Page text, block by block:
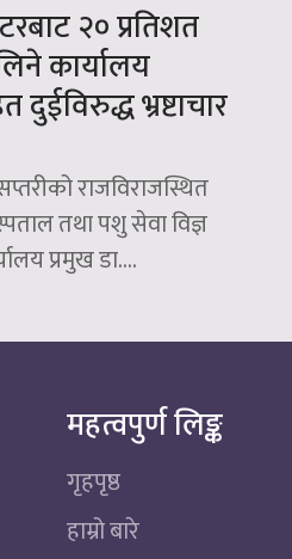
२० प्रतिशत
कार्यालय
दुईविरुद्ध भ्रष्टाचार
राजविराजस्थित
तथा पशु सेवा विज्ञ
प्रमुख डा....
महत्वपुर्ण लिङ्क
गृहपृष्ठ
हाम्रो बारे